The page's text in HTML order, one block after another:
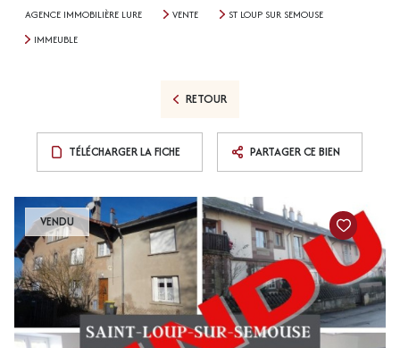
AGENCE IMMOBILIÈRE LURE VENTE
ST LOUP SUR SEMOUSE
IMMEUBLE
RETOUR
TÉLÉCHARGER LA FICHE PARTAGER CE BIEN
VENDU